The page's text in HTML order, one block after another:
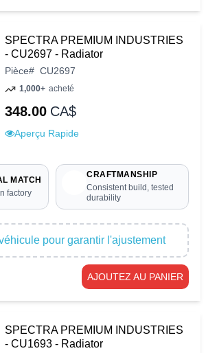
SPECTRA PREMIUM INDUSTRIES
- CU2697 - Radiator
Pièce# CU2697
1,000+ acheté
348.00 CA$
Aperçu Rapide
MATCH
factory
CRAFTMANSHIP
Consistent build, tested
durability
pour garantir l'ajustement
AJOUTEZ AU PANIER
SPECTRA PREMIUM INDUSTRIES
- CU1693 - Radiator